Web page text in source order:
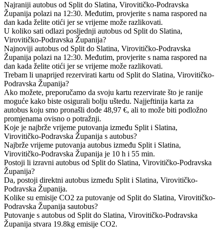
Najraniji autobus od Split do Slatina, Virovitičko-Podravska
Županija polazi na 12:30. Međutim, provjerite s nama raspored na
dan kada želite otići jer se vrijeme može razlikovati.
U koliko sati odlazi posljednji autobus od Split do Slatina,
Virovitičko-Podravska Županija?
Najnoviji autobus od Split do Slatina, Virovitičko-Podravska
Županija polazi na 12:30. Međutim, provjerite s nama raspored na
dan kada želite otići jer se vrijeme može razlikovati.
Trebam li unaprijed rezervirati kartu od Split do Slatina, Virovitičko-
Podravska Županija?
Ako možete, preporučamo da svoju kartu rezervirate što je ranije
moguće kako biste osigurali bolju uštedu. Najjeftinija karta za
autobus koju smo pronašli dođe 48,97 €, ali to može biti podložno
promjenama ovisno o potražnji.
Koje je najbrže vrijeme putovanja između Split i Slatina,
Virovitičko-Podravska Županija s autobus?
Najbrže vrijeme putovanja autobus između Split i Slatina,
Virovitičko-Podravska Županija je 10 h i 55 min.
Postoji li izravni autobus od Split do Slatina, Virovitičko-Podravska
Županija?
Da, postoji direktni autobus između Split i Slatina, Virovitičko-
Podravska Županija.
Kolike su emisije CO2 za putovanje od Split do Slatina, Virovitičko-
Podravska Županija sautobus?
Putovanje s autobus od Split do Slatina, Virovitičko-Podravska
Županija stvara 19.8kg emisije CO2.